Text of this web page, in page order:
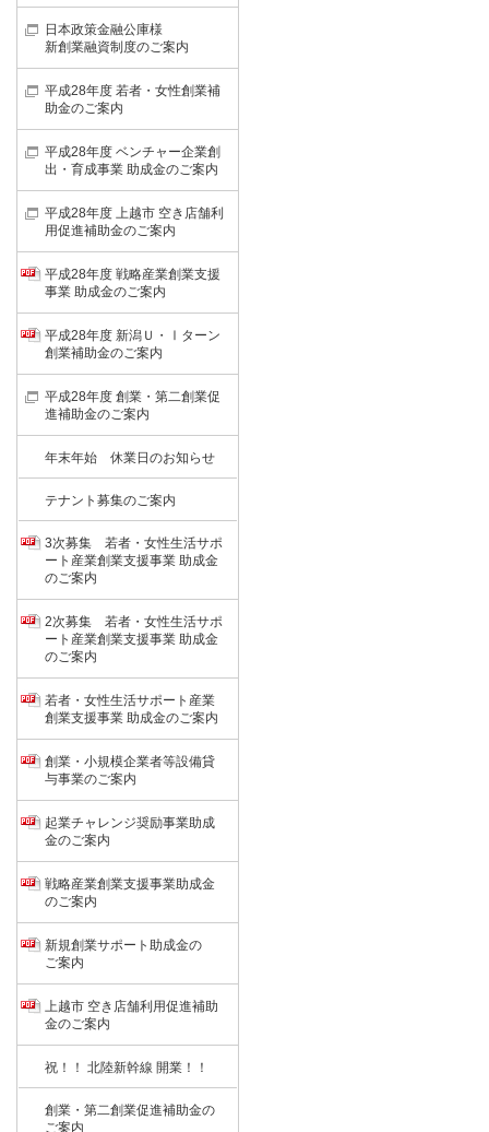
日本政策金融公庫様
新創業融資制度のご案内
平成28年度 若者・女性創業補
助金のご案内
平成28年度 ベンチャー企業創
出・育成事業 助成金のご案内
平成28年度 上越市 空き店舗利
用促進補助金のご案内
平成28年度 戦略産業創業支援
事業 助成金のご案内
平成28年度 新潟Ｕ・Ⅰターン
創業補助金のご案内
平成28年度 創業・第二創業促
進補助金のご案内
年末年始 休業日のお知らせ
テナント募集のご案内
3次募集 若者・女性生活サポ
ート産業創業支援事業 助成金
のご案内
2次募集 若者・女性生活サポ
ート産業創業支援事業 助成金
のご案内
若者・女性生活サポート産業
創業支援事業 助成金のご案内
創業・小規模企業者等設備貸
与事業のご案内
起業チャレンジ奨励事業助成
金のご案内
戦略産業創業支援事業助成金
のご案内
新規創業サポート助成金の
ご案内
上越市 空き店舗利用促進補助
金のご案内
祝！！ 北陸新幹線 開業！！
創業・第二創業促進補助金の
ご案内